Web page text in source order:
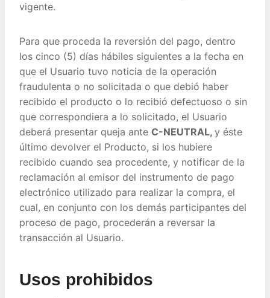
vigente.
Para que proceda la reversión del pago, dentro
los cinco (5) días hábiles siguientes a la fecha en
que el Usuario tuvo noticia de la operación
fraudulenta o no solicitada o que debió haber
recibido el producto o lo recibió defectuoso o sin
que correspondiera a lo solicitado, el Usuario
deberá presentar queja ante C-NEUTRAL, y éste
último devolver el Producto, si los hubiere
recibido cuando sea procedente, y notificar de la
reclamación al emisor del instrumento de pago
electrónico utilizado para realizar la compra, el
cual, en conjunto con los demás participantes del
proceso de pago, procederán a reversar la
transacción al Usuario.
Usos prohibidos